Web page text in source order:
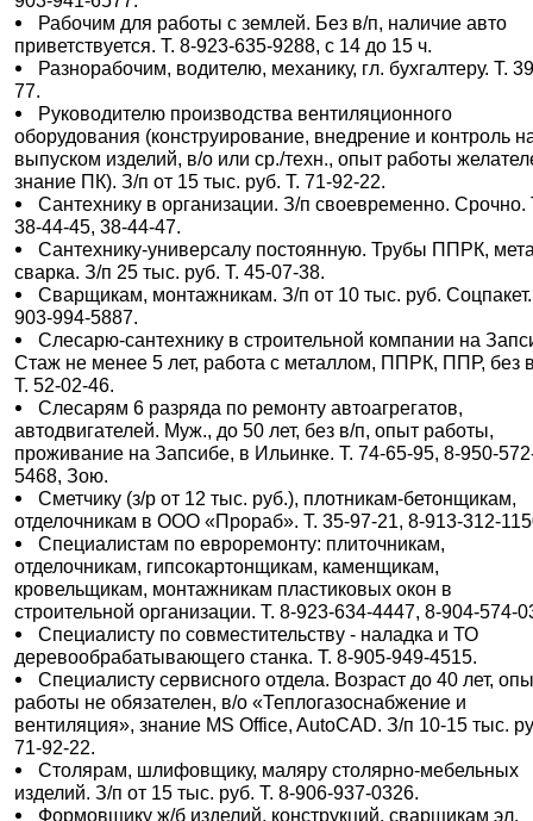
Рабочим для работы с землей. Без в/п, наличие авто
приветствуется. Т. 8-923-635-9288, с 14 до 15 ч.
Разнорабочим, водителю, механику, гл. бухгалтеру. Т.
77.
Руководителю производства вентиляционного
оборудования (конструирование, внедрение и контроль
выпуском изделий, в/о или ср./техн., опыт работы
знание ПК). З/п от 15 тыс. руб. Т. 71-92-22.
Сантехнику в организации. З/п своевременно. Срочно.
38-44-45, 38-44-47.
Сантехнику-универсалу постоянную. Трубы ППРК,
сварка. З/п 25 тыс. руб. Т. 45-07-38.
Сварщикам, монтажникам. З/п от 10 тыс. руб.
903-994-5887.
Слесарю-сантехнику в строительной компании на
Стаж не менее 5 лет, работа с металлом, ППРК, ППР, без
Т. 52-02-46.
Слесарям 6 разряда по ремонту автоагрегатов,
автодвигателей. Муж., до 50 лет, без в/п, опыт работы,
проживание на Запсибе, в Ильинке. Т. 74-65-95, 8-950-
5468, Зою.
Сметчику (з/р от 12 тыс. руб.), плотникам-бетонщикам,
отделочникам в ООО «Прораб». Т. 35-97-21, 8-913-312-
Специалистам по евроремонту: плиточникам,
отделочникам, гипсокартонщикам, каменщикам,
кровельщикам, монтажникам пластиковых окон в
строительной организации. Т. 8-923-634-4447, 8-904-574-
Специалисту по совместительству - наладка и ТО
деревообрабатывающего станка. Т. 8-905-949-4515.
Специалисту сервисного отдела. Возраст до 40 лет,
работы не обязателен, в/о «Теплогазоснабжение и
вентиляция», знание MS Office, AutoCAD. З/п 10-15 тыс.
71-92-22.
Столярам, шлифовщику, маляру столярно-мебельных
изделий. З/п от 15 тыс. руб. Т. 8-906-937-0326.
Формовщику ж/б изделий, конструкций, сварщикам эл.